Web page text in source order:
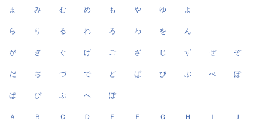
ま み む め も や ゆ よ
ら り る れ ろ わ を ん
が ぎ ぐ げ ご ざ じ ず ぜ ぞ
だ ぢ づ で ど ば び ぶ べ ぼ
ぱ ぴ ぷ ぺ ぽ
Ａ Ｂ Ｃ Ｄ Ｅ Ｆ Ｇ Ｈ Ｉ Ｊ